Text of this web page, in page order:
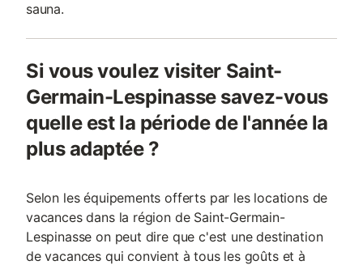
sauna.
Si vous voulez visiter Saint-
Germain-Lespinasse savez-vous
quelle est la période de l'année la
plus adaptée ?
Selon les équipements offerts par les locations de
vacances dans la région de Saint-Germain-
Lespinasse on peut dire que c'est une destination
de vacances qui convient à tous les goûts et à